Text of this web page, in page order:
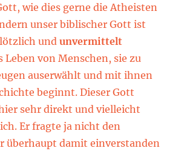
wie dies gerne die Atheisten
unser biblischer Gott ist
undunvermittelt
Leben von Menschen, sie zu
auserwählt und mit ihnen
beginnt. Dieser Gott
sehr direkt und vielleicht
Er fragte ja nicht den
überhaupt damit einverstanden